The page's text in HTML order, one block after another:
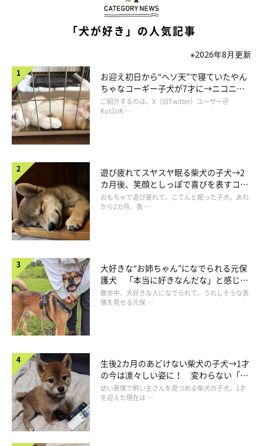
「犬が好き」の人気記事
※2026年8月更新
お迎え初日から“ヘソ天”で寝ていたやん
ちゃなコーギー子犬が7才に→ニコニ
コ“コーギースマイル”が魅力のコに成
長！
ご紹介するのは、X（旧Twitter）ユーザー＠
Kus1oK …
遊び疲れてスヤスヤ眠る柴犬の子犬→2
カ月後、笑顔としっぽで喜びを表すコに
成長！
おもちゃで遊び疲れて、こてんと眠った子犬。あれ
から2カ月、表 …
大好きな“お姉ちゃん”になでられる元保
護犬 「本当に好きなんだな」と感じる
表情にほっこり
散歩中、大好きな人になでられて、うれしそうな表
情を見せる元保 …
生後2カ月のあどけない柴犬の子犬→1才
の今は凛々しい姿に！ 変わらない「く
りくりおめめ」にもほっこり
幼い表情で飼い主さんを見つめる柴犬の子犬。1才
を迎えた現在は …